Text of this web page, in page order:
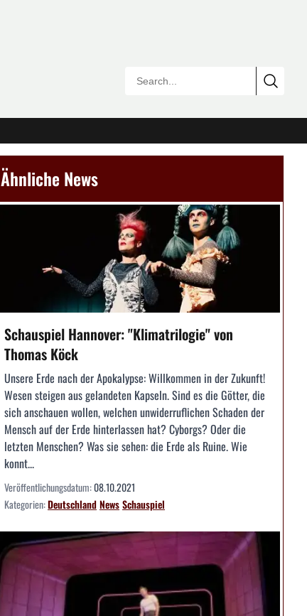
Ähnliche News
Schauspiel Hannover: "Klimatrilogie" von
Thomas Köck
Unsere Erde nach der Apokalypse: Willkommen in der Zukunft!
Wesen steigen aus gelandeten Kapseln. Sind es die Götter, die
sich anschauen wollen, welchen unwiderruflichen Schaden der
Mensch auf der Erde hinterlassen hat? Cyborgs? Oder die
letzten Menschen? Was sie sehen: die Erde als Ruine. Wie
konnt...
Veröffentlichungsdatum:08.10.2021
Kategorien:DeutschlandNewsSchauspiel